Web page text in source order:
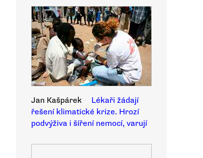
Jan Kašpárek
Lékaři žádají
řešení klimatické krize. Hrozí
podvýživa i šíření nemocí, varují